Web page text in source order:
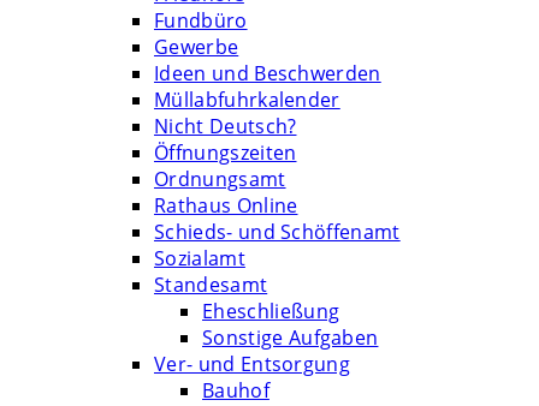
Fundbüro
Gewerbe
Ideen und Beschwerden
Müllabfuhrkalender
Nicht Deutsch?
Öffnungszeiten
Ordnungsamt
Rathaus Online
Schieds- und Schöffenamt
Sozialamt
Standesamt
Eheschließung
Sonstige Aufgaben
Ver- und Entsorgung
Bauhof